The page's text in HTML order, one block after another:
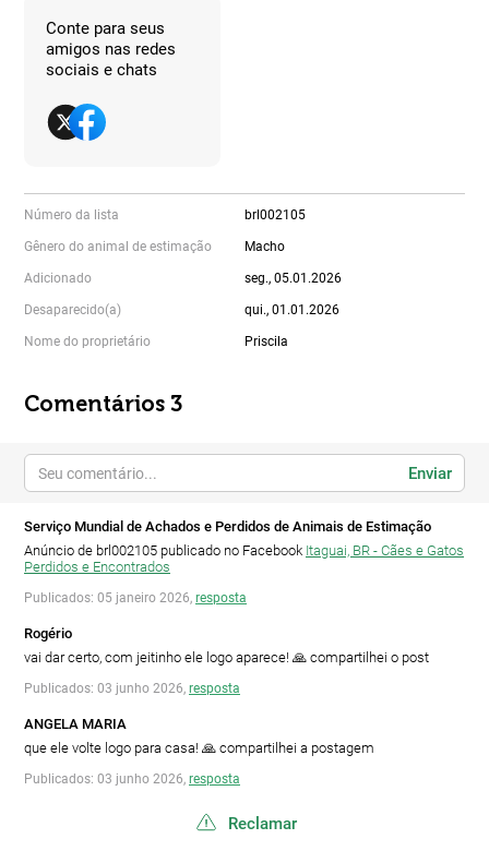
Conte para seus
amigos nas redes
sociais e chats
Número da lista brl002105
Gênero do animal de estimação Macho
Adicionado seg., 05.01.2026
Desaparecido(a) qui., 01.01.2026
Nome do proprietário Priscila
Comentários 3
Enviar
Serviço Mundial de Achados e Perdidos de Animais de Estimação
Anúncio de brl002105 publicado no Facebook Itaguai, BR - Cães e Gatos
Perdidos e Encontrados
Publicados: 05 janeiro 2026, resposta
Rogério
vai dar certo, com jeitinho ele logo aparece! 🙏 compartilhei o post
Publicados: 03 junho 2026, resposta
ANGELA MARIA
que ele volte logo para casa! 🙏 compartilhei a postagem
Publicados: 03 junho 2026, resposta
Reclamar